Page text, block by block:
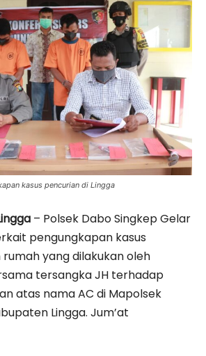
kasus pencurian di Lingga
– Polsek Dabo Singkep Gelar
pengungkapan kasus
yang dilakukan oleh
tersangka JH terhadap
atas nama AC di Mapolsek
Lingga. Jum’at